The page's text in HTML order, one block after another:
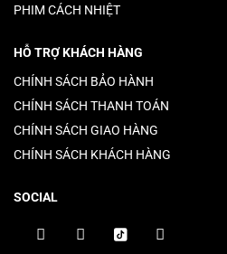
PHIM CÁCH NHIỆT
HỖ TRỢ KHÁCH HÀNG
CHÍNH SÁCH BẢO HÀNH
CHÍNH SÁCH THANH TOÁN
CHÍNH SÁCH GIAO HÀNG
CHÍNH SÁCH KHÁCH HÀNG
SOCIAL